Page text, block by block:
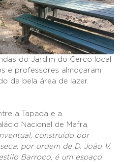
do Jardim do Cerco local
e professores almoçaram
da bela área de lazer.
a Tapada e a
Nacional de Mafra,
construído por
por ordem de D. João V,
Barroco, é um espaço